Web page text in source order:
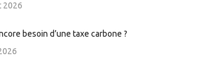
2026
besoin d’une taxe carbone ?